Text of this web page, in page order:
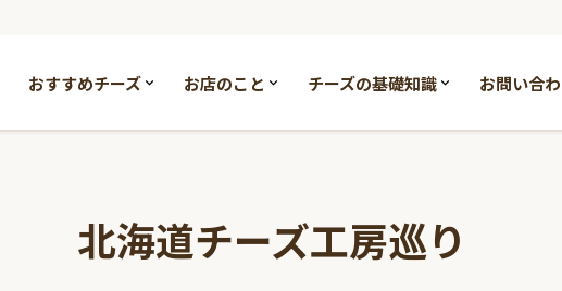
おすすめチーズ お店のこと チーズの基礎知識 お問い合
北海道チーズ工房巡り